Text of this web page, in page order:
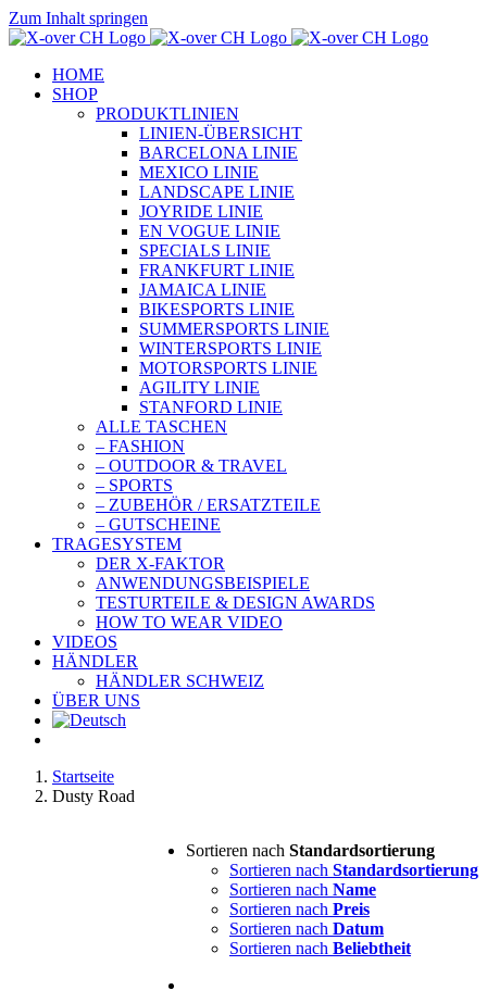
Zum Inhalt springen
HOME
SHOP
PRODUKTLINIEN
LINIEN-ÜBERSICHT
BARCELONA LINIE
MEXICO LINIE
LANDSCAPE LINIE
JOYRIDE LINIE
EN VOGUE LINIE
SPECIALS LINIE
FRANKFURT LINIE
JAMAICA LINIE
BIKESPORTS LINIE
SUMMERSPORTS LINIE
WINTERSPORTS LINIE
MOTORSPORTS LINIE
AGILITY LINIE
STANFORD LINIE
ALLE TASCHEN
– FASHION
– OUTDOOR & TRAVEL
– SPORTS
– ZUBEHÖR / ERSATZTEILE
– GUTSCHEINE
TRAGESYSTEM
DER X-FAKTOR
ANWENDUNGSBEISPIELE
TESTURTEILE & DESIGN AWARDS
HOW TO WEAR VIDEO
VIDEOS
HÄNDLER
HÄNDLER SCHWEIZ
ÜBER UNS
Startseite
Dusty Road
Sortieren nach Standardsortierung
Sortieren nach Standardsortierung
Sortieren nach Name
Sortieren nach Preis
Sortieren nach Datum
Sortieren nach Beliebtheit